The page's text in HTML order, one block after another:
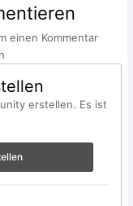
einen Kommentar
erstellen. Es ist